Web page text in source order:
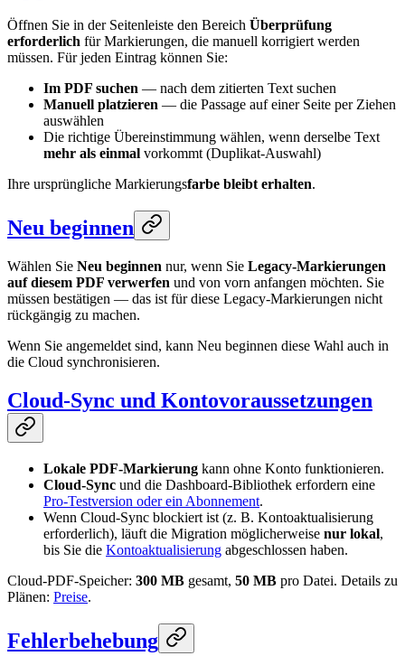
Öffnen Sie in der Seitenleiste den Bereich Überprüfung
erforderlich für Markierungen, die manuell korrigiert werden
müssen. Für jeden Eintrag können Sie:
Im PDF suchen — nach dem zitierten Text suchen
Manuell platzieren — die Passage auf einer Seite per Ziehen
auswählen
Die richtige Übereinstimmung wählen, wenn derselbe Text
mehr als einmal vorkommt (Duplikat-Auswahl)
Ihre ursprüngliche Markierungsfarbe bleibt erhalten.
Neu beginnen
Wählen Sie Neu beginnen nur, wenn Sie Legacy-Markierungen
auf diesem PDF verwerfen und von vorn anfangen möchten. Sie
müssen bestätigen — das ist für diese Legacy-Markierungen nicht
rückgängig zu machen.
Wenn Sie angemeldet sind, kann Neu beginnen diese Wahl auch in
die Cloud synchronisieren.
Cloud-Sync und Kontovoraussetzungen
Lokale PDF-Markierung kann ohne Konto funktionieren.
Cloud-Sync und die Dashboard-Bibliothek erfordern eine
Pro-Testversion oder ein Abonnement.
Wenn Cloud-Sync blockiert ist (z. B. Kontoaktualisierung
erforderlich), läuft die Migration möglicherweise nur lokal,
bis Sie die Kontoaktualisierung abgeschlossen haben.
Cloud-PDF-Speicher: 300 MB gesamt, 50 MB pro Datei. Details zu
Plänen: Preise.
Fehlerbehebung